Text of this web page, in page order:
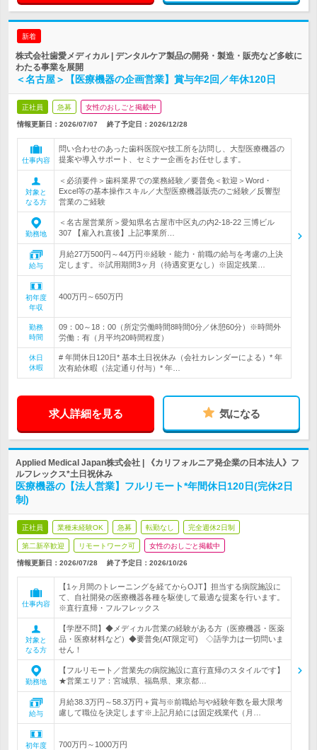
新着
株式会社歯愛メディカル | デンタルケア製品の開発・製造・販売など多岐に
わたる事業を展開
＜名古屋＞【医療機器の企画営業】賞与年2回／年休120日
正社員 急募 女性のおしごと掲載中
情報更新日：2026/07/07 終了予定日： 2026/12/28
仕事内容
問い合わせのあった歯科医院や技工所を訪問し、大型医療機器の
提案や導入サポート、セミナー企画をお任せします。
対象と
なる方
＜必須要件＞歯科業界での業務経験／要普免＜歓迎＞Word・
Excel等の基本操作スキル／大型医療機器販売のご経験／反響型
営業のご経験
勤務地
＜名古屋営業所＞愛知県名古屋市中区丸の内2-18-22 三博ビル
307 【雇入れ直後】上記事業所…
給与
月給27万500円～44万円※経験・能力・前職の給与を考慮の上決
定します。※試用期間3ヶ月（待遇変更なし）※固定残業…
初年度
年収
400万円～650万円
勤務
時間
09：00～18：00（所定労働時間8時間0分／休憩60分）※時間外
労働：有（月平均20時間程度）
休日
休暇
# 年間休日120日* 基本土日祝休み（会社カレンダーによる）* 年
次有給休暇（法定通り付与）* 年…
求人詳細を見る 気になる
Applied Medical Japan株式会社 | 《カリフォルニア発企業の日本法人》フ
ルフレックス*土日祝休み
医療機器の【法人営業】フルリモート*年間休日120日(完休2日
制)
正社員 業種未経験OK 急募 転勤なし 完全週休2日制
第二新卒歓迎 リモートワーク可 女性のおしごと掲載中
情報更新日：2026/07/28 終了予定日： 2026/10/26
仕事内容
【1ヶ月間のトレーニングを経てからOJT】担当する病院施設に
て、自社開発の医療機器各種を駆使して最適な提案を行います。
※直行直帰・フルフレックス
対象と
なる方
【学歴不問】◆メディカル営業の経験がある方（医療機器・医薬
品・医療材料など）◆要普免(AT限定可) ◇語学力は一切問いま
せん！
勤務地
【フルリモート／営業先の病院施設に直行直帰のスタイルです】
★営業エリア：宮城県、福島県、東京都…
給与
月給38.3万円～58.3万円＋賞与※前職給与や経験年数を最大限考
慮して職位を決定します※上記月給には固定残業代（月…
初年度
700万円～1000万円